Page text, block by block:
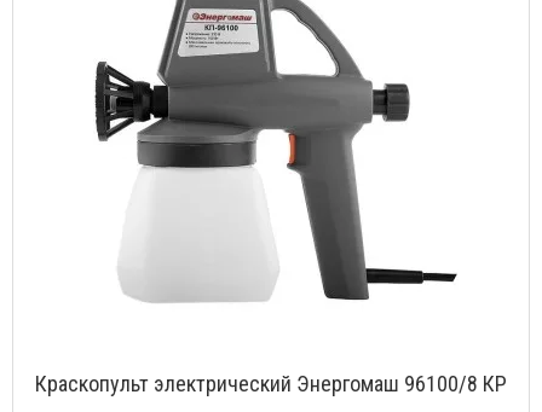
Краскопульт электрический Энергомаш 96100/8 КР